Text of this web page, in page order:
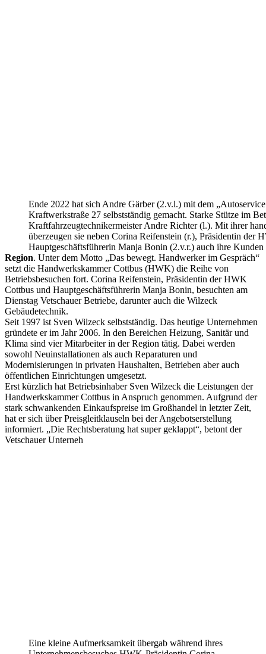
Ende 2022 hat sich Andre Gärber (2.v.l.) mit dem
Kraftwerkstraße 27 selbstständig gemacht. Starke Stütze im
Kraftfahrzeugtechnikermeister Andre Richter (l.). Mit ihrer
überzeugen sie neben Corina Reifenstein (r.), Präsidentin der
Hauptgeschäftsführerin Manja Bonin (2.v.r.) auch ihre Kunden
Region. Unter dem Motto „Das bewegt. Handwerker im Gespräch“
setzt die Handwerkskammer Cottbus (HWK) die Reihe von
Betriebsbesuchen fort. Corina Reifenstein, Präsidentin der HWK
Cottbus und Hauptgeschäftsführerin Manja Bonin, besuchten am
Dienstag Vetschauer Betriebe, darunter auch die Wilzeck
Gebäudetechnik.
Seit 1997 ist Sven Wilzeck selbstständig. Das heutige Unternehmen
gründete er im Jahr 2006. In den Bereichen Heizung, Sanitär und
Klima sind vier Mitarbeiter in der Region tätig. Dabei werden
sowohl Neuinstallationen als auch Reparaturen und
Modernisierungen in privaten Haushalten, Betrieben aber auch
öffentlichen Einrichtungen umgesetzt.
Erst kürzlich hat Betriebsinhaber Sven Wilzeck die Leistungen der
Handwerkskammer Cottbus in Anspruch genommen. Aufgrund der
stark schwankenden Einkaufspreise im Großhandel in letzter Zeit,
hat er sich über Preisgleitklauseln bei der Angebotserstellung
informiert. „Die Rechtsberatung hat super geklappt“, betont der
Vetschauer Unterneh
Eine kleine Aufmerksamkeit übergab während ihres